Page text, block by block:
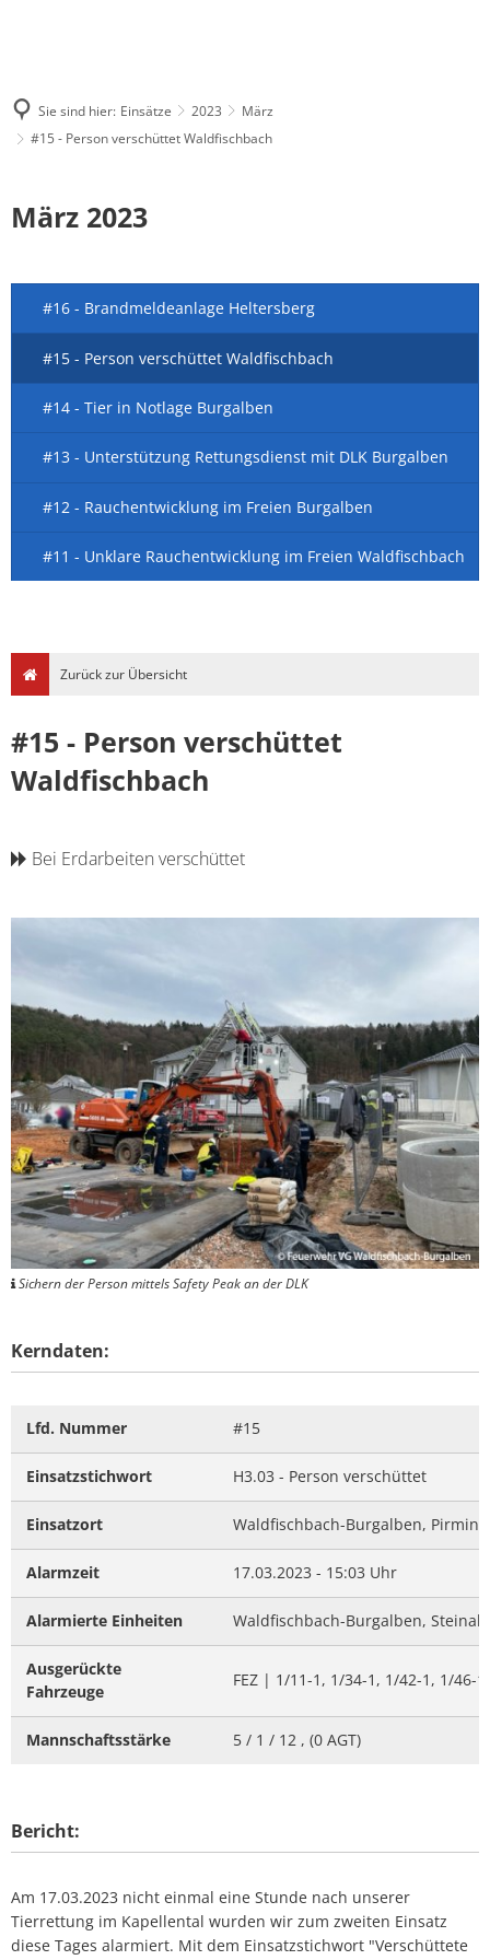
Sie sind hier: Einsätze 2023
März
#15 - Person verschüttet Waldfischbach
März 2023
#16 - Brandmeldeanlage Heltersberg
#15 - Person verschüttet Waldfischbach
#14 - Tier in Notlage Burgalben
#13 - Unterstützung Rettungsdienst mit DLK Burgalben
#12 - Rauchentwicklung im Freien Burgalben
#11 - Unklare Rauchentwicklung im Freien Waldfischbach
Zurück zur Übersicht
#15 - Person verschüttet
Waldfischbach
Bei Erdarbeiten verschüttet
Sichern der Person mittels Safety Peak an der DLK
Kerndaten:
Lfd. Nummer #15
Einsatzstichwort H3.03 - Person verschüttet
Einsatzort Waldfischbach-Burgalben,
Alarmzeit 17.03.2023 - 15:03 Uhr
Alarmierte Einheiten Waldfischbach-Burgalben,
Ausgerückte
Fahrzeuge
FEZ | 1/11-1, 1/34-1, 1/42-1, 1/
Mannschaftsstärke 5 / 1 / 12 , (0 AGT)
Bericht:
Am 17.03.2023 nicht einmal eine Stunde nach unserer
Tierrettung im Kapellental wurden wir zum zweiten Einsatz
diese Tages alarmiert. Mit dem Einsatzstichwort "Verschüttete